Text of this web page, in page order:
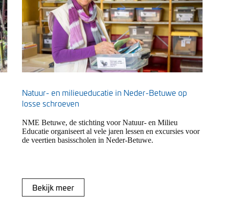
Natuur- en milieueducatie in Neder-Betuwe op
losse schroeven
NME Betuwe, de stichting voor Natuur- en Milieu
Educatie organiseert al vele jaren lessen en excursies voor
de veertien basisscholen in Neder-Betuwe.
Bekijk meer